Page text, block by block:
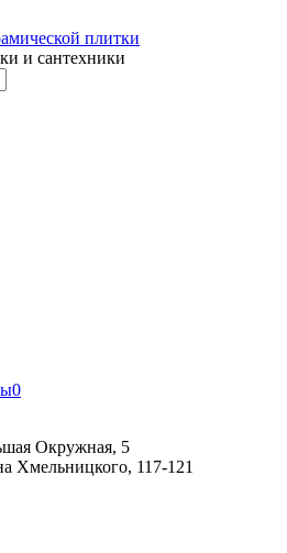
и сантехники
0
Окружная, 5
Хмельницкого, 117-121